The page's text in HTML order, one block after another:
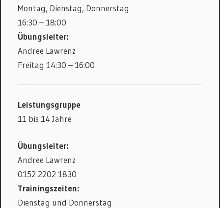
Montag, Dienstag, Donnerstag
16:30 – 18:00
Übungsleiter:
Andree Lawrenz
Freitag 14:30 – 16:00
Leistungsgruppe
11 bis 14 Jahre
Übungsleiter:
Andree Lawrenz
0152 2202 1830
Trainingszeiten:
Dienstag und Donnerstag